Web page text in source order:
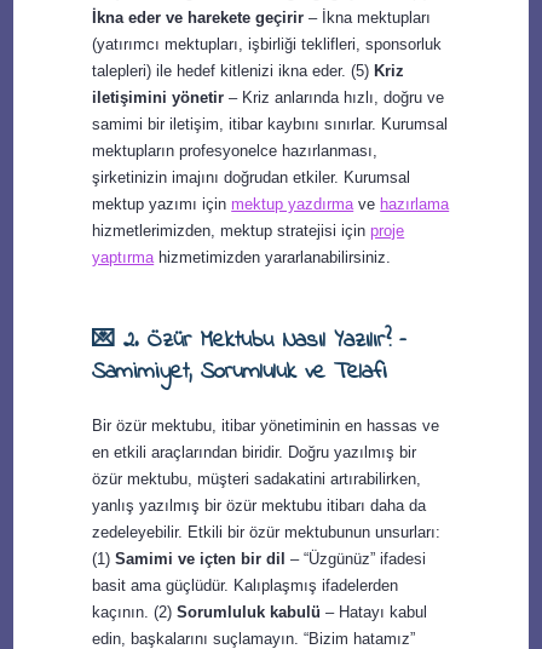
İkna eder ve harekete geçirir – İkna mektupları
(yatırımcı mektupları, işbirliği teklifleri, sponsorluk
talepleri) ile hedef kitlenizi ikna eder. (5)Kriz
iletişimini yönetir – Kriz anlarında hızlı, doğru ve
samimi bir iletişim, itibar kaybını sınırlar. Kurumsal
mektupların profesyonelce hazırlanması,
şirketinizin imajını doğrudan etkiler. Kurumsal
mektup yazımı için mektup yazdırma ve hazırlama
hizmetlerimizden, mektup stratejisi içinproje
yaptırma hizmetimizden yararlanabilirsiniz.
💌 2. Özür Mektubu Nasıl Yazılır? –
Samimiyet, Sorumluluk ve Telafi
Bir özür mektubu, itibar yönetiminin en hassas ve
en etkili araçlarından biridir. Doğru yazılmış bir
özür mektubu, müşteri sadakatini artırabilirken,
yanlış yazılmış bir özür mektubu itibarı daha da
zedeleyebilir. Etkili bir özür mektubunun unsurları:
(1)Samimi ve içten bir dil – “Üzgünüz” ifadesi
basit ama güçlüdür. Kalıplaşmış ifadelerden
kaçının. (2)Sorumluluk kabulü – Hatayı kabul
edin, başkalarını suçlamayın. “Bizim hatamız”